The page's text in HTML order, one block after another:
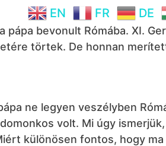
EN FR DE
pápa bevonult Rómába. XI.
törtek. De honnan
ne legyen veszélyben
volt. Mi úgy
különösen fontos, hogy ma